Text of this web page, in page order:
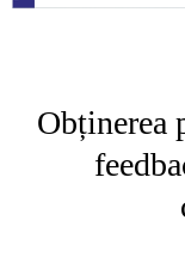
Obținerea